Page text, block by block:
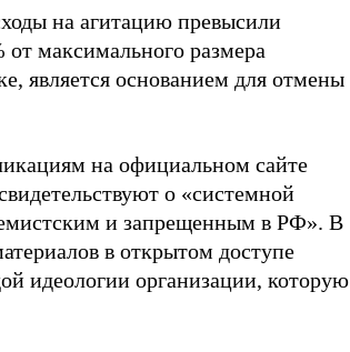
на агитацию превысили
максимального размера
является основанием для отмены
на официальном сайте
о «системной
и запрещенным в РФ». В
в открытом доступе
идеологии организации, которую